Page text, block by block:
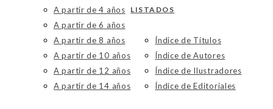
A partir de 4 años
A partir de 6 años
A partir de 8 años
A partir de 10 años
A partir de 12 años
A partir de 14 años
LISTADOS
Índice de Títulos
Índice de Autores
Índice de Ilustradores
Índice de Editoriales